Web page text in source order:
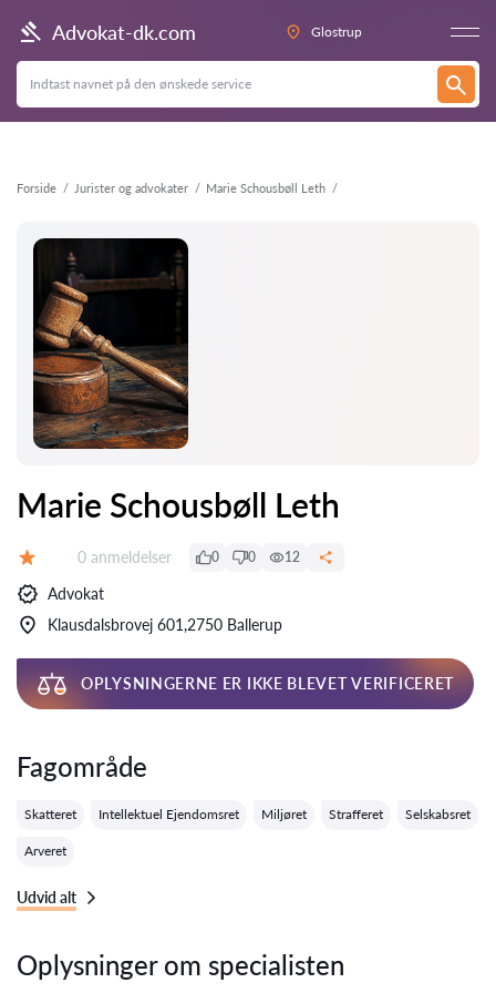
Advokat-dk.com Glostrup
Forside Jurister og advokater Marie Schousbøll Leth
Tilbage
Marie Schousbøll Leth
Anmeldelser:
0 anmeldelser 0 0 12
Advokat
Klausdalsbrovej 601,2750 Ballerup
OPLYSNINGERNE ER IKKE BLEVET VERIFICERET
Fagområde
Skatteret Intellektuel Ejendomsret Miljøret Strafferet Selskabsret
Arveret
Udvid alt
Oplysninger om specialisten